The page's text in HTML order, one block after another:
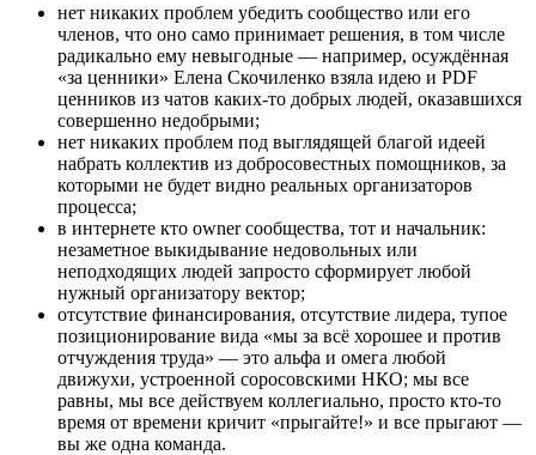
нет никаких проблем убедить сообщество или его
членов, что оно само принимает решения, в том числе
радикально ему невыгодные — например, осуждённая
«за ценники» Елена Скочиленко взяла идею и PDF
ценников из чатов каких-то добрых людей, оказавшихся
совершенно недобрыми;
нет никаких проблем под выглядящей благой идеей
набрать коллектив из добросовестных помощников, за
которыми не будет видно реальных организаторов
процесса;
в интернете кто owner сообщества, тот и начальник:
незаметное выкидывание недовольных или
неподходящих людей запросто сформирует любой
нужный организатору вектор;
отсутствие финансирования, отсутствие лидера, тупое
позиционирование вида «мы за всё хорошее и против
отчуждения труда» — это альфа и омега любой
движухи, устроенной соросовскими НКО; мы все
равны, мы все действуем коллегиально, просто кто-то
время от времени кричит «прыгайте!» и все прыгают —
вы же одна команда.